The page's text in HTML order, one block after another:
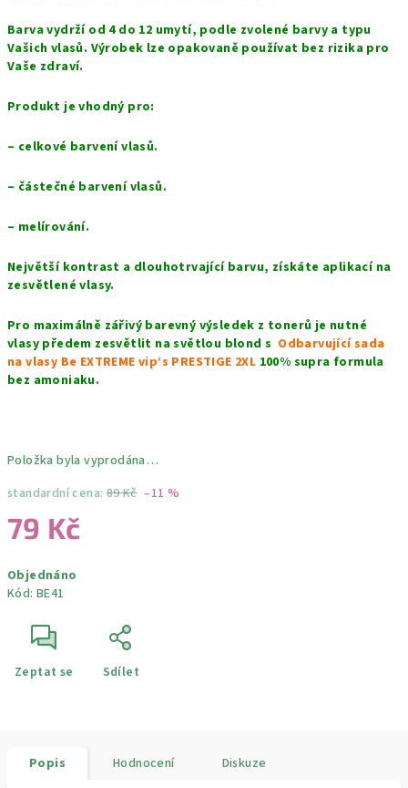
Barva vydrží od 4 do 12 umytí, podle zvolené barvy a typu
Vašich vlasů. Výrobek lze opakovaně používat bez rizika pro
Vaše zdraví.
Produkt je vhodný pro:
– celkové barvení vlasů.
– částečné barvení vlasů.
– melírování.
Největší kontrast a dlouhotrvající barvu, získáte aplikací na
zesvětlené vlasy.
Pro maximálně zářivý barevný výsledek z tonerů je nutné
vlasy předem zesvětlit na světlou blond s Odbarvující sada
na vlasy Be EXTREME vip‘s PRESTIGE 2XL 100% supra formula
bez amoniaku.
Položka byla vyprodána…
standardní cena: 89 Kč –11 %
79 Kč
cena:
Objednáno
Kód: BE41
Zeptat se Sdílet
Popis Hodnocení Diskuze